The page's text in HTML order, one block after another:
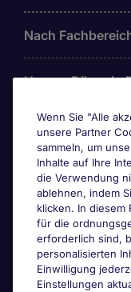
Nach
Unsere Büros in
Über Michael
Awards &
Wenn Sie "Alle
unsere Partner
sammeln, um
Inhalte auf Ihre
die Verwendung
ablehnen, indem
klicken. In diesem
für die
erforderlich sind,
personalisierten
Einwilligung
Einstellungen